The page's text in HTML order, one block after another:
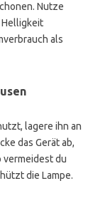
Nutze
Helligkeit
als
lagere ihn an
das Gerät ab,
vermeidest du
die Lampe.